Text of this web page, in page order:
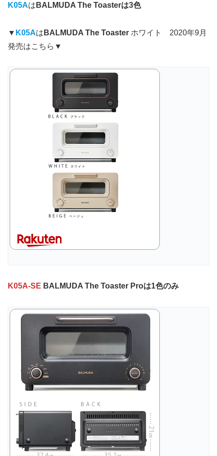
K05Aは BALMUDA The Toasterは3色
▼ K05Aは BALMUDA The Toaster ホワイト 2020年9月
発売はこちら▼
K05A-SE BALMUDA The Toaster Proは1色のみ